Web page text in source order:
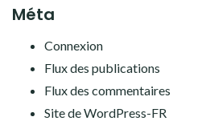
Méta
Connexion
Flux des publications
Flux des commentaires
Site de WordPress-FR